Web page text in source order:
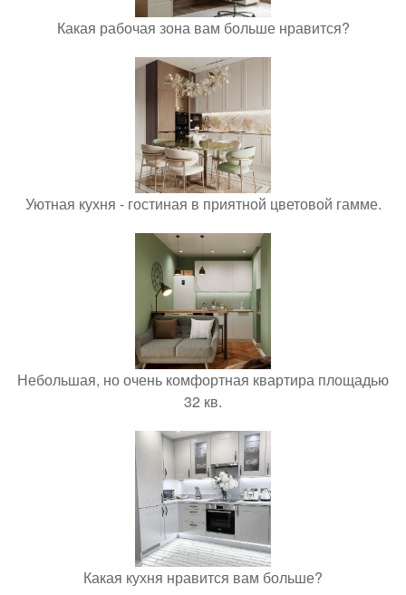
Какая рабочая зона вам больше нравится?
Уютная кухня - гостиная в приятной цветовой гамме.
Небольшая, но очень комфортная квартира площадью
32 кв.
Какая кухня нравится вам больше?